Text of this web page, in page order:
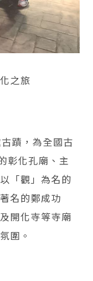
之旅
蹟，為全國古
彰化孔廟、主
「觀」為名的
名的鄭成功
開化寺等寺廟
圍。